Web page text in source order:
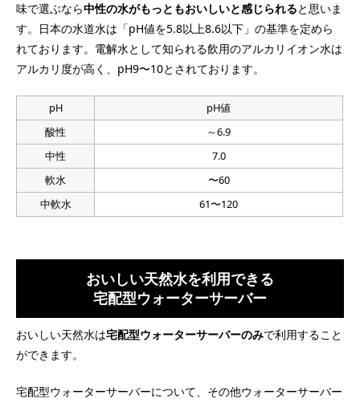
味で選ぶなら中性の水がもっともおいしいと感じられると思いま
す。日本の水道水は「pH値を5.8以上8.6以下」の基準を定めら
れております。電解水として知られる飲用のアルカリイオン水は
アルカリ度が高く、pH9〜10とされております。
pH
pH値
酸性
～6.9
中性
7.0
軟水
〜60
中軟水
61〜120
おいしい天然水を利用できる
宅配型ウォーターサーバー
おいしい天然水は宅配型ウォーターサーバーのみで利用すること
ができます。
宅配型ウォーターサーバーについて、その他ウォーターサーバー